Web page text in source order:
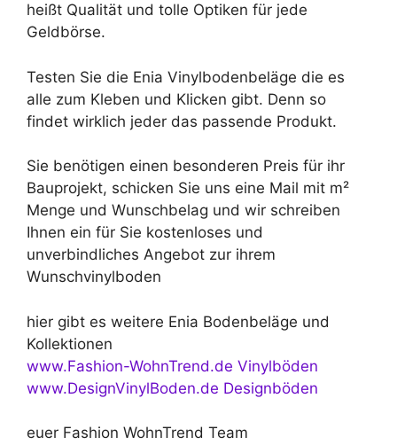
heißt Qualität und tolle Optiken für jede
Geldbörse.
Testen Sie die Enia Vinylbodenbeläge die es
alle zum Kleben und Klicken gibt. Denn so
findet wirklich jeder das passende Produkt.
Sie benötigen einen besonderen Preis für ihr
Bauprojekt, schicken Sie uns eine Mail mit m²
Menge und Wunschbelag und wir schreiben
Ihnen ein für Sie kostenloses und
unverbindliches Angebot zur ihrem
Wunschvinylboden
hier gibt es weitere Enia Bodenbeläge und
Kollektionen
www.Fashion-WohnTrend.de Vinylböden
www.DesignVinylBoden.de Designböden
euer Fashion WohnTrend Team